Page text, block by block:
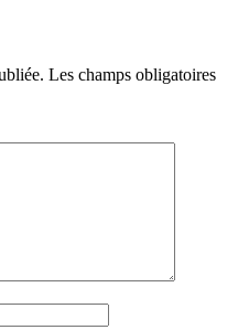
Les champs obligatoires